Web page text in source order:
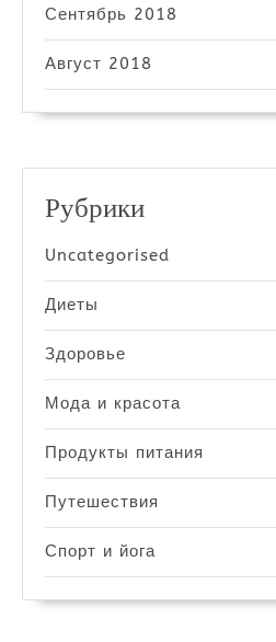
Сентябрь 2018
Август 2018
Рубрики
Uncategorised
Диеты
Здоровье
Мода и красота
Продукты питания
Путешествия
Спорт и йога